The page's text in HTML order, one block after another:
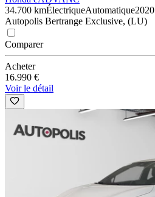
34.700 kmÉlectriqueAutomatique2020
Autopolis Bertrange Exclusive, (LU)
Comparer
Acheter
16.990 €
Voir le détail